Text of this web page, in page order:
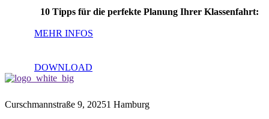
10 Tipps für die perfekte Planung Ihrer Klassenfahrt:
MEHR INFOS
DOWNLOAD
Curschmannstraße 9, 20251 Hamburg